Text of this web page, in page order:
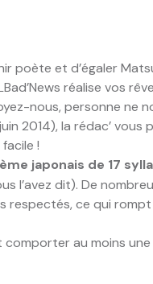
poète et d’égaler
réalise vos
nous, personne ne
2014), la rédac’
!
japonais de 17
l’avez dit). De
ce qui rompt
au moins